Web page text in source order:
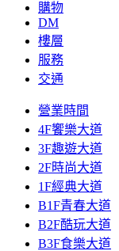
購物
DM
樓層
服務
交通
營業時間
4F饗樂大道
3F趣遊大道
2F時尚大道
1F經典大道
B1F青春大道
B2F酷玩大道
B3F食樂大道